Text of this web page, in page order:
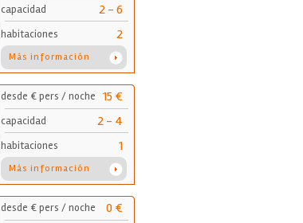
capacidad 2 - 6
habitaciones 2
Más información
desde € pers / noche 15 €
capacidad 2 - 4
habitaciones 1
Más información
desde € pers / noche 0 €